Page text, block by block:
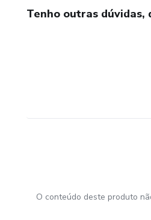
Tenho outras dúvidas,
O conteúdo deste produto